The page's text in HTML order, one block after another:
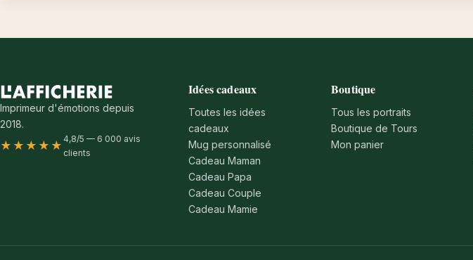
Imprimeur d'émotions depuis
2018.
★★★★★ 4,8/5 — 6 000 avis
clients
Idées cadeaux
Toutes les idées
cadeaux
Mug personnalisé
Cadeau Maman
Cadeau Papa
Cadeau Couple
Cadeau Mamie
Boutique
Tous les portraits
Boutique de Tours
Mon panier